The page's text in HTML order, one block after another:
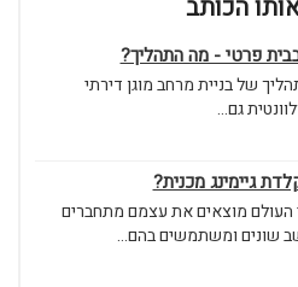
הכותב
פרטי - מה התהליך?
של בניית מרחב מוגן דירתי
גם...
גיימינג מכנית?
העולם מוצאים את עצמם מתחברים
שונים ומשתמשים בהם...